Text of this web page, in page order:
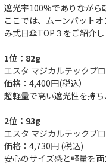
遮光率100%でありながら
ここでは、ムーンバット
み式日傘TOP３をご紹介し
1位：82g
エスタ マジカルテックプ
価格：4,400円(税込）
超軽量で高い遮光性を持ち
2位：93g
エスタ マジカルテックプ
価格：4,730円 (税込)
安心のサイズ感と軽量を